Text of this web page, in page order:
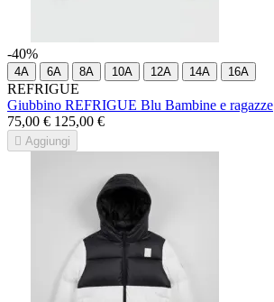
-40%
4A 6A 8A 10A 12A 14A 16A
REFRIGUE
Giubbino REFRIGUE Blu Bambine e ragazze
75,00 € 125,00 €
 Aggiungi